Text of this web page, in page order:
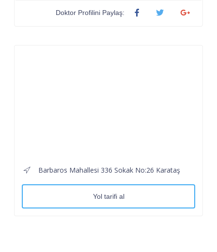
Doktor Profilini Paylaş:
Barbaros Mahallesi 336 Sokak No:26 Karataş
Yol tarifi al